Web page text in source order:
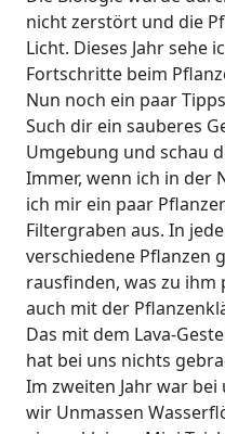
nicht zerstört und die
Licht. Dieses Jahr sehe
Fortschritte beim
Nun noch ein paar
Such dir ein sauberes
Umgebung und schau
Immer, wenn ich in der
ich mir ein paar
Filtergraben aus. In
verschiedene Pflanzen
rausfinden, was zu ihm
auch mit der
Das mit dem Lava-
hat bei uns nichts
Im zweiten Jahr war bei
wir Unmassen